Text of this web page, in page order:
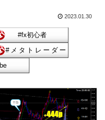
2023.01.30